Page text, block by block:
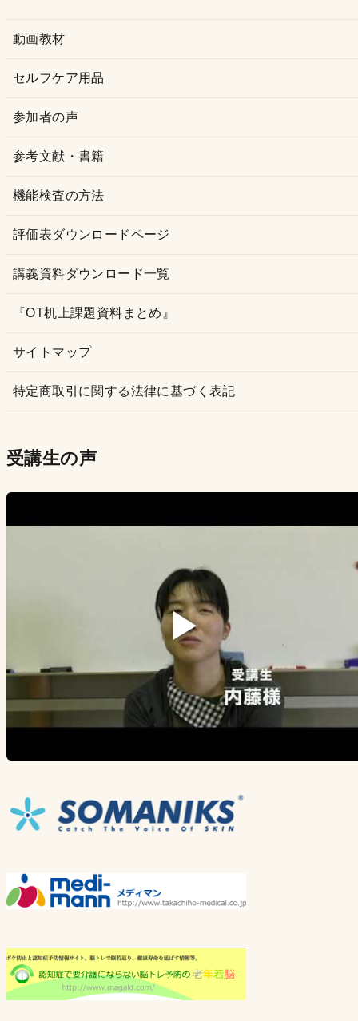
動画教材
セルフケア用品
参加者の声
参考文献・書籍
機能検査の方法
評価表ダウンロードページ
講義資料ダウンロード一覧
『OT机上課題資料まとめ』
サイトマップ
特定商取引に関する法律に基づく表記
受講生の声
▶